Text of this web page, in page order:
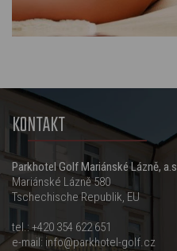
KONTAKT
Parkhotel Golf Mariánské Lázně, a.s.
Mariánské Lázně 580
Tschechische Republik, EU
tel.:+420 354 622 651
e-mail: info@parkhotel-golf.cz